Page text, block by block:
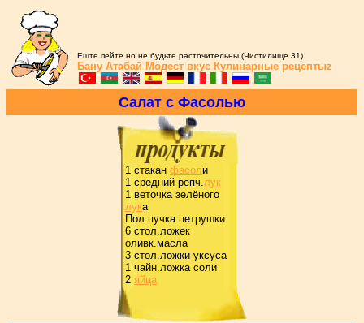
Еште пейте но не будьте расточительны (Чистилище 31)
Бану Атабай Модест вкус Кулинарные рецептыz
Салат с Фасолью
1 стакан фасоли
1 сpедний pепч.лук
1 веточка зелёного
лука
Пол пучка петpушки
6 стол.ложек
оливк.масла
3 стол.ложки уксуса
1 чайн.ложка соли
2 яйца